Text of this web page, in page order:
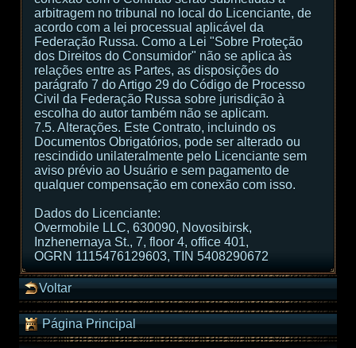
arbitragem no tribunal no local do Licenciante, de
acordo com a lei processual aplicável da
Federação Russa. Como a Lei "Sobre Proteção
dos Direitos do Consumidor" não se aplica às
relações entre as Partes, as disposições do
parágrafo 7 do Artigo 29 do Código de Processo
Civil da Federação Russa sobre jurisdição à
escolha do autor também não se aplicam.
7.5. Alterações. Este Contrato, incluindo os
Documentos Obrigatórios, pode ser alterado ou
rescindido unilateralmente pelo Licenciante sem
aviso prévio ao Usuário e sem pagamento de
qualquer compensação em conexão com isso.
Dados do Licenciante:
Overmobile LLC, 630090, Novosibirsk,
Inzhenernaya St., 7, floor 4, office 401,
OGRN 1115476129603, TIN 5408290672
Voltar
Página Principal